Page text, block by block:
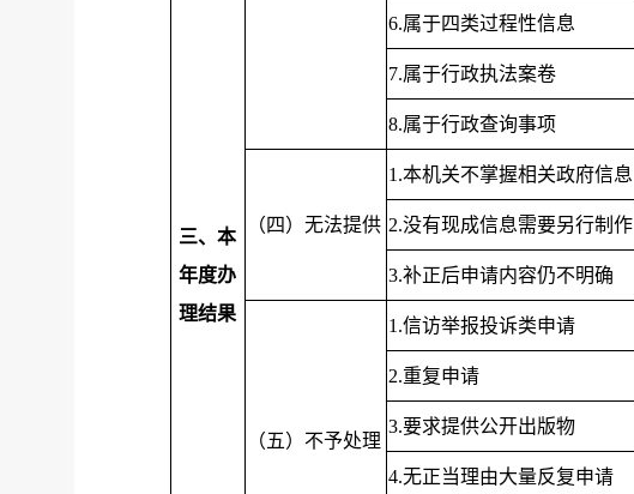
三、本
年度办
理结果
6.属于四类过程性信息
7.属于行政执法案卷
8.属于行政查询事项
（四）无法提供
1.本机关不掌握相关政府信息
2.没有现成信息需要另行制作
3.补正后申请内容仍不明确
（五）不予处理
1.信访举报投诉类申请
2.重复申请
3.要求提供公开出版物
4.无正当理由大量反复申请